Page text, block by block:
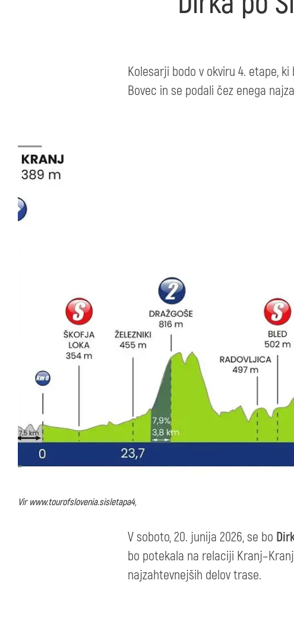
Kolesarji bodo v okviru 4. etape,
Bovec in se podali čez enega
Vir www.tourofslovenia.sisletapa4,
V soboto, 20. junija 2026, se bo
bo potekala na relaciji
najzahtevnejših delov trase.